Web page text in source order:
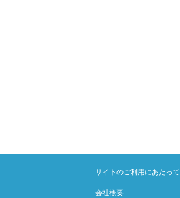
サイトのご利用にあたって
会社概要